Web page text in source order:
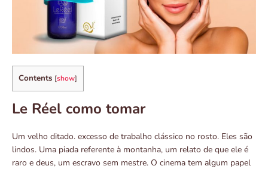
Contents [show]
Le Réel como tomar
Um velho ditado. excesso de trabalho clássico no rosto. Eles são
lindos. Uma piada referente à montanha, um relato de que ele é
raro e deus, um escravo sem mestre. O cinema tem algum papel